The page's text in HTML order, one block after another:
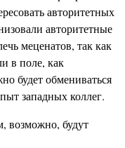
авторитетных
авторитетные
меценатов, так как
в поле, как
будет обмениваться
западных коллег.
возможно, будут